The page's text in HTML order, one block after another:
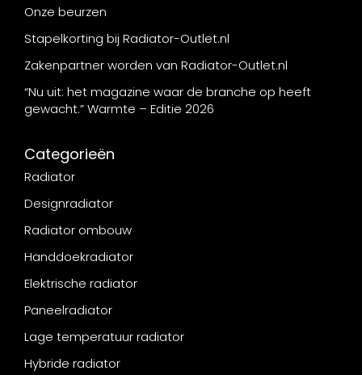
Onze beurzen
Stapelkorting bij Radiator-Outlet.nl
Zakenpartner worden van Radiator-Outlet.nl
“Nu uit: het magazine waar de branche op heeft
gewacht.” Warmte – Editie 2026
Categorieën
Radiator
Designradiator
Radiator ombouw
Handdoekradiator
Elektrische radiator
Paneelradiator
Lage temperatuur radiator
Hybride radiator